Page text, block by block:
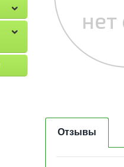
Отзывы